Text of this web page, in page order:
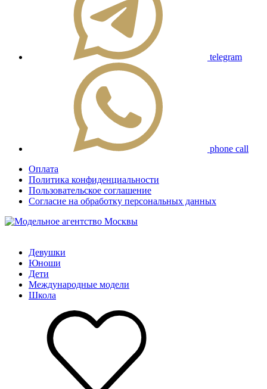
telegram
phone call
Оплата
Политика конфиденциальности
Пользовательское соглашение
Согласие на обработку персональных данных
Девушки
Юноши
Дети
Международные модели
Школа